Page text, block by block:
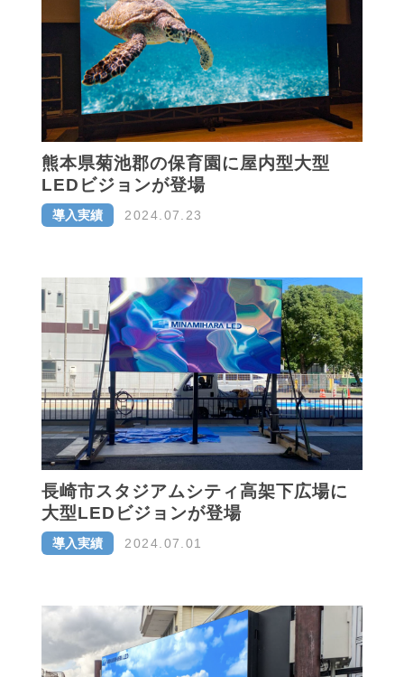
熊本県菊池郡の保育園に屋内型大型
LEDビジョンが登場
導入実績 2024.07.23
長崎市スタジアムシティ高架下広場に
大型LEDビジョンが登場
導入実績 2024.07.01